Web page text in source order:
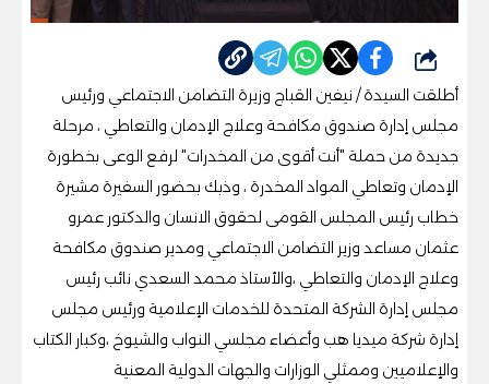
شارك
أطلقت السيدة / نيفين القباج وزيرة التضامن الاجتماعي ورئيس
مجلس إدارة صندوق مكافحة وعلاج الإدمان والتعاطي ، مرحلة
جديدة من حملة "أنت أقوى من المخدرات" لرفع الوعى بخطورة
الإدمان وتعاطي المواد المخدرة ، وذبك بحضور السفيرة مشيرة
خطاب رئيس المجلس القومى لحقوق الانسان والدكتور عمرو
عثمان مساعد وزير التضامن الاجتماعي ومدير صندوق مكافحة
وعلاج الإدمان والتعاطي ،والأستاذ محمد السعدي نائب رئيس
مجلس إدارة الشركة المتحدة للخدمات الإعلامية ورئيس مجلس
إدارة شركة ميديا هب وأعضاء مجلسي النواب والشيوخ ،وكبار الكتاب
والإعلاميين وممثلي الوزارات والجهات الدولية المعنية